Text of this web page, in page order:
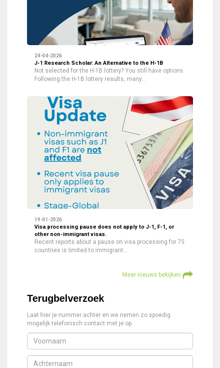
24-04-2026
J-1 Research Scholar: An Alternative to the H-1B
Not selected for the H-1B lottery? You still have options.
Following the H-1B lottery results, many…
19-01-2026
Visa processing pause does not apply to J-1, F-1, or
other non-immigrant visas.
Recent reports about a pause on visa processing for 75
countries is limited to immigrant…
Meer nieuws bekijken
Terugbelverzoek
Laat hier je nummer achter en we nemen zo spoedig
mogelijk telefonisch contact met je op.